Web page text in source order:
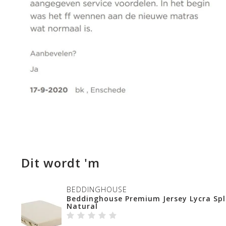
Dit wordt 'm
BEDDINGHOUSE
Beddinghouse Premium Jersey Lycra
Natural